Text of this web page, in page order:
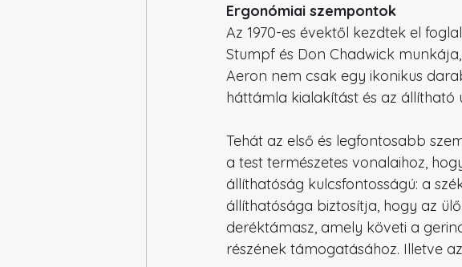
Ergonómiai szempontok
Az 1970-es évektől kezdtek el
Stumpf és Don Chadwick
Aeron nem csak egy ikonikus
háttámla kialakítást és az állítható
Tehát az első és legfontosabb
a test természetes vonalaihoz,
állíthatóság kulcsfontosságú: a
állíthatósága biztosítja, hogy az
deréktámasz, amely követi a
részének támogatásához. Illetve